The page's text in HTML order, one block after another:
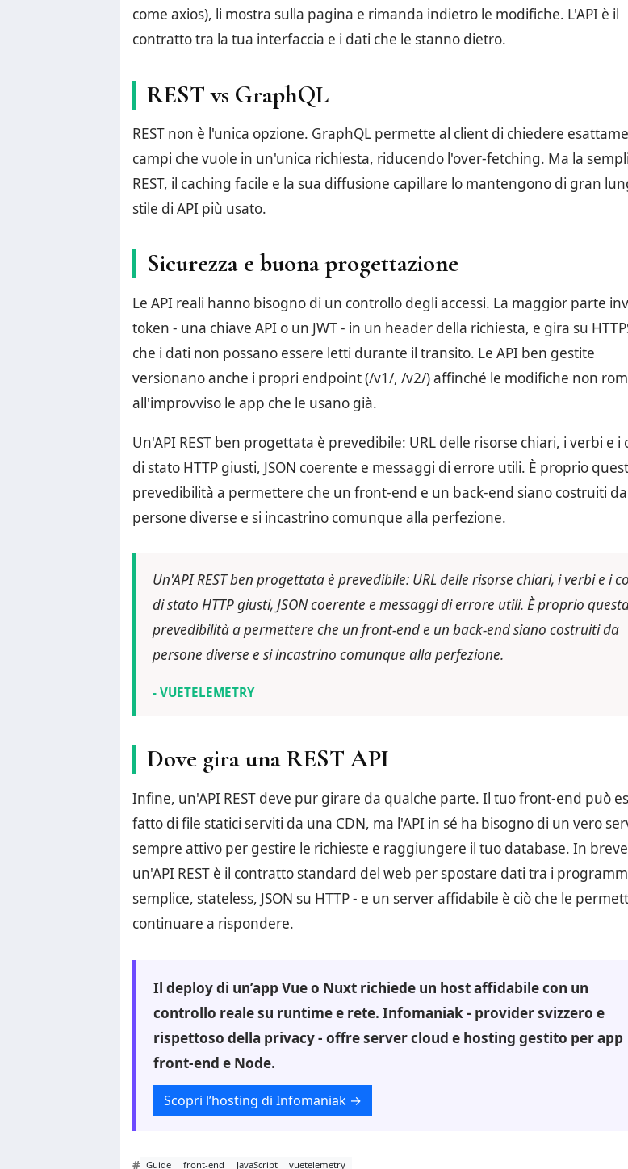
come axios), li mostra sulla pagina e rimanda indietro le modifiche. L'API è il
contratto tra la tua interfaccia e i dati che le stanno dietro.
REST vs GraphQL
REST non è l'unica opzione. GraphQL permette al client di chiedere
campi che vuole in un'unica richiesta, riducendo l'over-fetching. Ma la
REST, il caching facile e la sua diffusione capillare lo mantengono di gran
stile di API più usato.
Sicurezza e buona progettazione
Le API reali hanno bisogno di un controllo degli accessi. La maggior parte
token - una chiave API o un JWT - in un header della richiesta, e gira su
che i dati non possano essere letti durante il transito. Le API ben gestite
versionano anche i propri endpoint (/v1/, /v2/) affinché le modifiche non
all'improvviso le app che le usano già.
Un'API REST ben progettata è prevedibile: URL delle risorse chiari, i verbi e i
di stato HTTP giusti, JSON coerente e messaggi di errore utili. È proprio
prevedibilità a permettere che un front-end e un back-end siano costruiti da
persone diverse e si incastrino comunque alla perfezione.
Un'API REST ben progettata è prevedibile: URL delle risorse chiari, i verbi e i
di stato HTTP giusti, JSON coerente e messaggi di errore utili. È proprio
prevedibilità a permettere che un front-end e un back-end siano costruiti da
persone diverse e si incastrino comunque alla perfezione.
- VUETELEMETRY
Dove gira una REST API
Infine, un'API REST deve pur girare da qualche parte. Il tuo front-end può
fatto di file statici serviti da una CDN, ma l'API in sé ha bisogno di un vero
sempre attivo per gestire le richieste e raggiungere il tuo database. In
un'API REST è il contratto standard del web per spostare dati tra i
semplice, stateless, JSON su HTTP - e un server affidabile è ciò che le
continuare a rispondere.
Il deploy di un’app Vue o Nuxt richiede un host affidabile con un
controllo reale su runtime e rete. Infomaniak - provider svizzero e
rispettoso della privacy - offre server cloud e hosting gestito per app
front-end e Node.
Scopri l’hosting di Infomaniak→
# Guide front-end JavaScript vuetelemetry